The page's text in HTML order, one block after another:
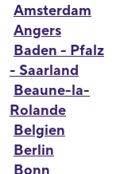
Amsterdam
Angers
Baden - Pfalz
- Saarland
Beaune-la-
Rolande
Belgien
Berlin
Bonn